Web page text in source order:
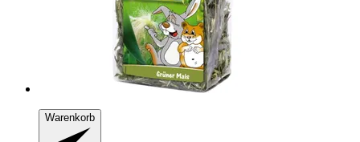
Warenkorb